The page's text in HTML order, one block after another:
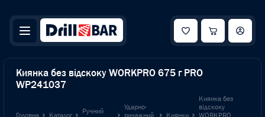
Киянка без відскоку WORKPRO 675 г PRO
WP241037
Головна Каталог
Ручний
Ударно-
ричажний
Киянки
Киянка без
відскоку
WORKPRO